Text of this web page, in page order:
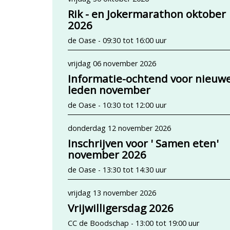
Rik - en Jokermarathon oktober
2026
de Oase - 09:30 tot 16:00 uur
vrijdag 06 november 2026
Informatie-ochtend voor
leden november
de Oase - 10:30 tot 12:00 uur
donderdag 12 november 2026
Inschrijven voor ' Samen eten'
november 2026
de Oase - 13:30 tot 14:30 uur
vrijdag 13 november 2026
Vrijwilligersdag 2026
CC de Boodschap - 13:00 tot 19:00 uur